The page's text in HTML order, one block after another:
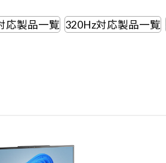
応製品一覧 320Hz対応製品一覧